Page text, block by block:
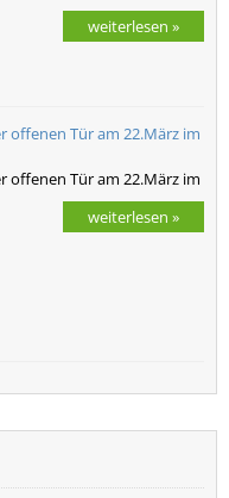
weiterlesen »
offenen Tür am 22.März im
offenen Tür am 22.März im
weiterlesen »